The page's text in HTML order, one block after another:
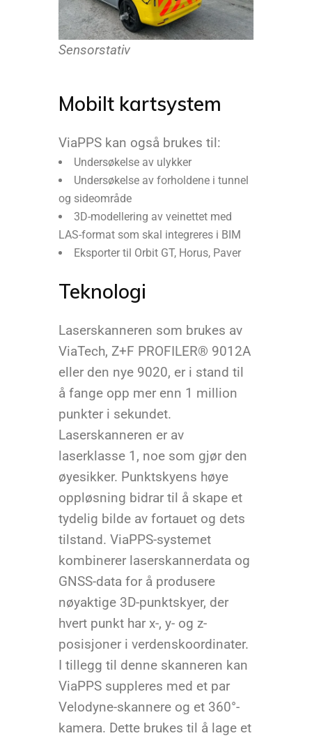
Sensorstativ
Mobilt kartsystem
ViaPPS kan også brukes til:
Undersøkelse av ulykker
Undersøkelse av forholdene i tunnel
og sideområde
3D-modellering av veinettet med
LAS-format som skal integreres i BIM
Eksporter til Orbit GT, Horus, Paver
Teknologi
Laserskanneren som brukes av
ViaTech, Z+F PROFILER® 9012A
eller den nye 9020, er i stand til
å fange opp mer enn 1 million
punkter i sekundet.
Laserskanneren er av
laserklasse 1, noe som gjør den
øyesikker. Punktskyens høye
oppløsning bidrar til å skape et
tydelig bilde av fortauet og dets
tilstand. ViaPPS-systemet
kombinerer laserskannerdata og
GNSS-data for å produsere
nøyaktige 3D-punktskyer, der
hvert punkt har x-, y- og z-
posisjoner i verdenskoordinater.
I tillegg til denne skanneren kan
ViaPPS suppleres med et par
Velodyne-skannere og et 360°-
kamera. Dette brukes til å lage et